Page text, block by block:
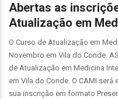
Abertas as
Atualização em
O Curso de Atualização em
Novembro em Vila do Conde. AS
de Atualização em Medicina
em Vila do Conde. O CAMI
sua inscrição em formato